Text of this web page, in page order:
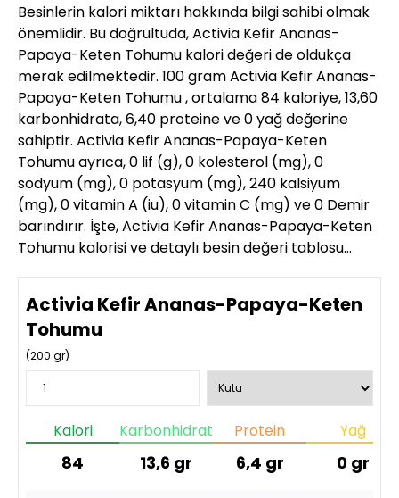
Besinlerin kalori miktarı hakkında bilgi sahibi olmak
önemlidir. Bu doğrultuda, Activia Kefir Ananas-
Papaya-Keten Tohumu kalori değeri de oldukça
merak edilmektedir. 100 gram Activia Kefir Ananas-
Papaya-Keten Tohumu , ortalama 84 kaloriye, 13,60
karbonhidrata, 6,40 proteine ve 0 yağ değerine
sahiptir. Activia Kefir Ananas-Papaya-Keten
Tohumu ayrıca, 0 lif (g), 0 kolesterol (mg), 0
sodyum (mg), 0 potasyum (mg), 240 kalsiyum
(mg), 0 vitamin A (iu), 0 vitamin C (mg) ve 0 Demir
barındırır. İşte, Activia Kefir Ananas-Papaya-Keten
Tohumu kalorisi ve detaylı besin değeri tablosu…
Activia Kefir Ananas-Papaya-Keten
Tohumu
(200 gr)
Kalori
84
Karbonhidrat
13,6 gr
Protein
6,4 gr
Yağ
0 gr